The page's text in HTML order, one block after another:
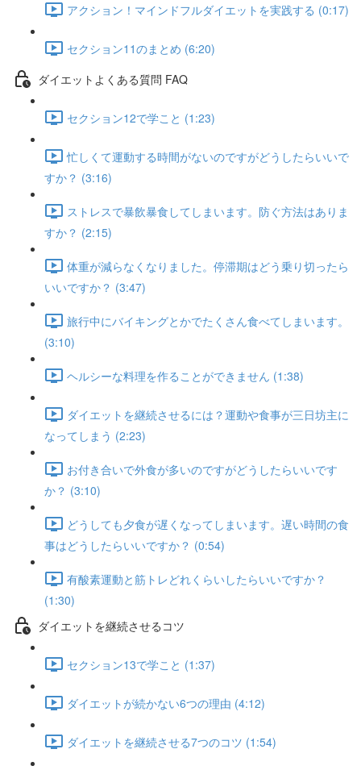
アクション！マインドフルダイエットを実践する (0:17)
セクション11のまとめ (6:20)
ダイエットよくある質問 FAQ
セクション12で学こと (1:23)
忙しくて運動する時間がないのですがどうしたらいいで
すか？ (3:16)
ストレスで暴飲暴食してしまいます。防ぐ方法はありま
すか？ (2:15)
体重が減らなくなりました。停滞期はどう乗り切ったら
いいですか？ (3:47)
旅行中にバイキングとかでたくさん食べてしまいます。
(3:10)
ヘルシーな料理を作ることができません (1:38)
ダイエットを継続させるには？運動や食事が三日坊主に
なってしまう (2:23)
お付き合いで外食が多いのですがどうしたらいいです
か？ (3:10)
どうしても夕食が遅くなってしまいます。遅い時間の食
事はどうしたらいいですか？ (0:54)
有酸素運動と筋トレどれくらいしたらいいですか？
(1:30)
ダイエットを継続させるコツ
セクション13で学こと (1:37)
ダイエットが続かない6つの理由 (4:12)
ダイエットを継続させる7つのコツ (1:54)